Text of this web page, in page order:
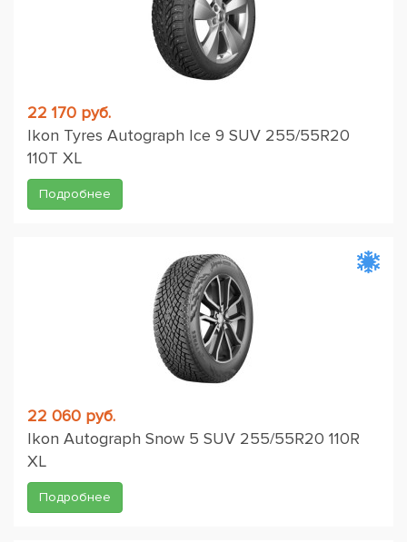
22 170 руб.
Ikon Tyres Autograph Ice 9 SUV 255/55R20
110T XL
Подробнее
22 060 руб.
Ikon Autograph Snow 5 SUV 255/55R20 110R
XL
Подробнее